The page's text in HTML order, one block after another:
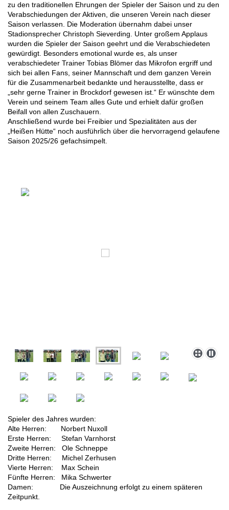
zu den traditionellen Ehrungen der Spieler der Saison und zu den
Verabschiedungen der Aktiven, die unseren Verein nach dieser
Saison verlassen. Die Moderation übernahm dabei unser
Stadionsprecher Christoph Sieverding. Unter großem Applaus
wurden die Spieler der Saison geehrt und die Verabschiedeten
gewürdigt. Besonders emotional wurde es, als unser
verabschiedeter Trainer Tobias Blömer das Mikrofon ergriff und
sich bei allen Fans, seiner Mannschaft und dem ganzen Verein
für die Zusammenarbeit bedankte und herausstellte, dass er
„sehr gerne Trainer in Brockdorf gewesen ist.“ Er wünschte dem
Verein und seinem Team alles Gute und erhielt dafür großen
Beifall von allen Zuschauern.
Anschließend wurde bei Freibier und Spezialitäten aus der
„Heißen Hütte“ noch ausführlich über die hervorragend gelaufene
Saison 2025/26 gefachsimpelt.
Spieler des Jahres wurden:
Alte Herren: Norbert Nuxoll
Erste Herren: Stefan Varnhorst
Zweite Herren: Ole Schneppe
Dritte Herren: Michel Zerhusen
Vierte Herren: Max Schein
Fünfte Herren: Mika Schwerter
Damen: Die Auszeichnung erfolgt zu einem späteren
Zeitpunkt.